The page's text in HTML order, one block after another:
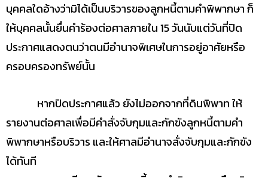
บุคคลใดอ้างว่ามิได้เป็นบริวารของลูกหนี้ตามคำพิพากษา ก็
ให้บุคคลนั้นยื่นคำร้องต่อศาลภายใน 15 วันนับแต่วันที่ปิด
ประกาศแสดงตนว่าตนมีอำนาจพิเศษในการอยู่อาศัยหรือ
ครอบครองทรัพย์นั้น
หากปิดประกาศแล้ว ยังไม่ออกจากที่ดินพิพาท ให้
รายงานต่อศาลเพื่อมีคำสั่งจับกุมและกักขังลูกหนี้ตามคำ
พิพากษาหรือบริวาร และให้ศาลมีอำนาจสั่งจับกุมและกักขัง
ได้ทันที